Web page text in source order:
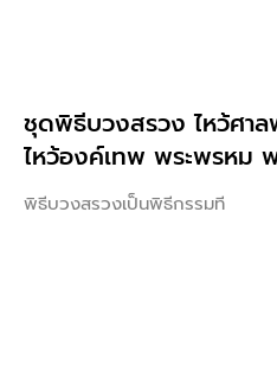
ชุดพิธีบวงสรวง ไหว้ศาล
ไหว้องค์เทพ พระพรหม
พิธีบวงสรวงเป็นพิธีกรรมที